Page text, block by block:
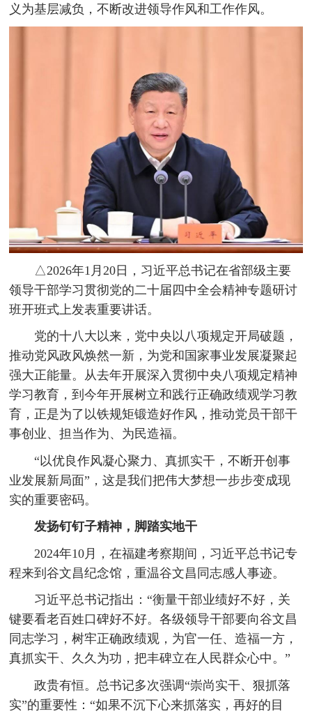
义为基层减负，不断改进领导作风和工作作风。
△2026年1月20日，习近平总书记在省部级主要
领导干部学习贯彻党的二十届四中全会精神专题研讨
班开班式上发表重要讲话。
党的十八大以来，党中央以八项规定开局破题，
推动党风政风焕然一新，为党和国家事业发展凝聚起
强大正能量。从去年开展深入贯彻中央八项规定精神
学习教育，到今年开展树立和践行正确政绩观学习教
育，正是为了以铁规矩锻造好作风，推动党员干部干
事创业、担当作为、为民造福。
“以优良作风凝心聚力、真抓实干，不断开创事
业发展新局面”，这是我们把伟大梦想一步步变成现
实的重要密码。
发扬钉钉子精神，脚踏实地干
2024年10月，在福建考察期间，习近平总书记专
程来到谷文昌纪念馆，重温谷文昌同志感人事迹。
习近平总书记指出：“衡量干部业绩好不好，关
键要看老百姓口碑好不好。各级领导干部要向谷文昌
同志学习，树牢正确政绩观，为官一任、造福一方，
真抓实干、久久为功，把丰碑立在人民群众心中。”
政贵有恒。总书记多次强调“崇尚实干、狠抓落
实”的重要性：“如果不沉下心来抓落实，再好的目